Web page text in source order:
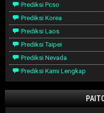
Prediksi Pcso
Prediksi Korea
Prediksi Laos
Prediksi Taipei
Prediksi Nevada
Prediksi Kami Lengkap